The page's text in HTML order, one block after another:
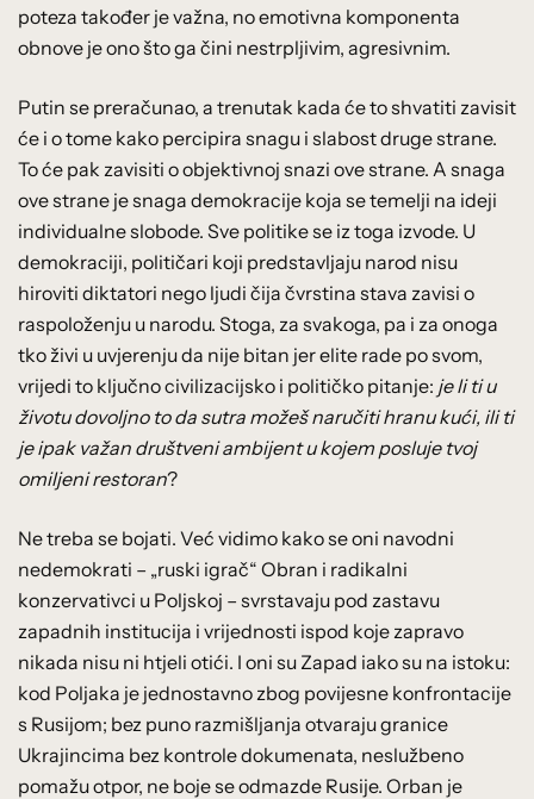
poteza također je važna, no emotivna komponenta
obnove je ono što ga čini nestrpljivim, agresivnim.
Putin se preračunao, a trenutak kada će to shvatiti zavisit
će i o tome kako percipira snagu i slabost druge strane.
To će pak zavisiti o objektivnoj snazi ove strane. A snaga
ove strane je snaga demokracije koja se temelji na ideji
individualne slobode. Sve politike se iz toga izvode. U
demokraciji, političari koji predstavljaju narod nisu
hiroviti diktatori nego ljudi čija čvrstina stava zavisi o
raspoloženju u narodu. Stoga, za svakoga, pa i za onoga
tko živi u uvjerenju da nije bitan jer elite rade po svom,
vrijedi to ključno civilizacijsko i političko pitanje: je li ti u
životu dovoljno to da sutra možeš naručiti hranu kući, ili ti
je ipak važan društveni ambijent u kojem posluje tvoj
omiljeni restoran?
Ne treba se bojati. Već vidimo kako se oni navodni
nedemokrati – „ruski igrač“ Obran i radikalni
konzervativci u Poljskoj – svrstavaju pod zastavu
zapadnih institucija i vrijednosti ispod koje zapravo
nikada nisu ni htjeli otići. I oni su Zapad iako su na istoku:
kod Poljaka je jednostavno zbog povijesne konfrontacije
s Rusijom; bez puno razmišljanja otvaraju granice
Ukrajincima bez kontrole dokumenata, neslužbeno
pomažu otpor, ne boje se odmazde Rusije. Orban je